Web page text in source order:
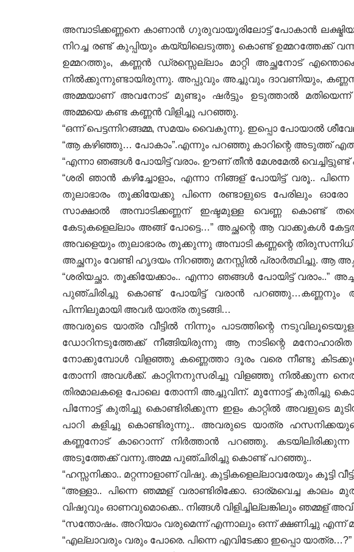
അമ്പാടിക്കണ്ണനെ കാണാൻ ഗുരുവായൂരിലോട്ട് പോകാൻ
നിറച്ച രണ്ട് കുപ്പിയും കയ്യിലെടുത്തു കൊണ്ട്
ഉമ്മറത്തും, കണ്ണൻ ഡ്രസ്സെല്ലാം മാറ്റി അച്ഛനോട്
നിൽക്കുന്നുണ്ടായിരുന്നു. അപ്പുവും അച്ചുവും ദാവണിയും,
അമ്മയാണ് അവനോട് മുണ്ടും ഷർട്ടും ഉടുത്താൽ മതിയെന്ന്
അമ്മയെ കണ്ട കണ്ണൻ വിളിച്ചു പറഞ്ഞു.
“ഒന്ന് പെട്ടന്നിറങ്ങമ്മ, സമയം വൈകുന്നു. ഇപ്പൊ പോയാൽ
“ആ കഴിഞ്ഞു… പോകാം”.എന്നും പറഞ്ഞു കാറിന്റെ അടുത്ത്
“എന്നാ ഞങ്ങൾ പോയിട്ട് വരാം. ഊണ് തീൻ മേശമേൽ വെച്ചിട്ടുണ്ട്
“ശരി ഞാൻ കഴിച്ചോളാം, എന്നാ നിങ്ങള് പോയിട്ട് വരൂ..
തുലാഭാരം തൂക്കിയേക്കു പിന്നെ രണ്ടാളുടെ പേരിലും ഓരോ
സാക്ഷാൽ അമ്പാടിക്കണ്ണന് ഇഷ്ടമുള്ള വെണ്ണ കൊണ്ട്
കേടുകളെല്ലാം അങ്ങ് പോട്ടെ…” അച്ഛന്റെ ആ വാക്കുകൾ
അവളെയും തുലാഭാരം തൂക്കുന്നു അമ്പാടി കണ്ണന്റെ
അച്ഛനും വേണ്ടി ഹൃദയം നിറഞ്ഞു മനസ്സിൽ പ്രാർത്ഥിച്ചു. ആ
“ശരിയച്ഛാ. തൂക്കിയേക്കാം.. എന്നാ ഞങ്ങൾ പോയിട്ട്
പുഞ്ചിരിച്ചു കൊണ്ട് പോയിട്ട് വരാൻ പറഞ്ഞു…കണ്ണനും
പിന്നിലുമായി അവർ യാത്ര തുടങ്ങി…
അവരുടെ യാത്ര വീട്ടിൽ നിന്നും പാടത്തിന്റെ
ഡോറിനടുത്തേക്ക് നീങ്ങിയിരുന്നു ആ നാടിന്റെ
നോക്കുമ്പോൾ വിളഞ്ഞു കണ്ണെത്താ ദൂരം വരെ നീണ്ടു
തോന്നി അവൾക്ക്. കാറ്റിനനുസരിച്ചു വിളഞ്ഞു നിൽക്കുന്ന
തിരമാലകളെ പോലെ തോന്നി അച്ചുവിന്. മുന്നോട്ട് കുതിച്ചു
പിന്നോട്ട് കുതിച്ചു കൊണ്ടിരിക്കുന്ന ഇളം കാറ്റിൽ അവളുടെ
പാറി കളിച്ചു കൊണ്ടിരുന്നു.. അവരുടെ യാത്ര
കണ്ണനോട് കാറൊന്ന് നിർത്താൻ പറഞ്ഞു.
അടുത്തേക്ക് വന്നു.അമ്മ പുഞ്ചിരിച്ചു കൊണ്ട് പറഞ്ഞു..
“ഹസ്സനിക്കാ.. മറ്റന്നാളാണ് വിഷു. കുട്ടികളെല്ലാവരേയും കൂട്ടി
“അള്ളാ.. പിന്നെ ഞമ്മള് വരാണ്ടിരിക്കോ. ഓര്മവെച്ച
വിഷുവും ഓണവുമൊക്കെ.. നിങ്ങൾ വിളിച്ചില്ലങ്കിലും ഞമ്മള്
“സന്തോഷം. അറിയാം വരുമെന്ന് എന്നാലും ഒന്ന് ക്ഷണിച്ചു എന്ന്
“എല്ലാവരും വരും പോരെ. പിന്നെ എവിടേക്കാ ഇപ്പൊ യാത്ര…?”